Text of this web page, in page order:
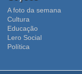
A foto da semana
Cultura
Educação
Lero Social
Polí­tica